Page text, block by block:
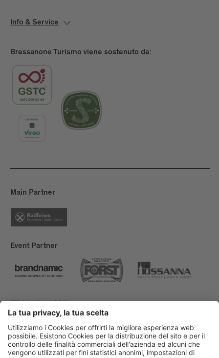
Info & Service
Bressanone Turismo viene sostenuto da:
Main Partner
Event Partner
Bressanone Turismo
Privacy
Note legali Finanziamenti